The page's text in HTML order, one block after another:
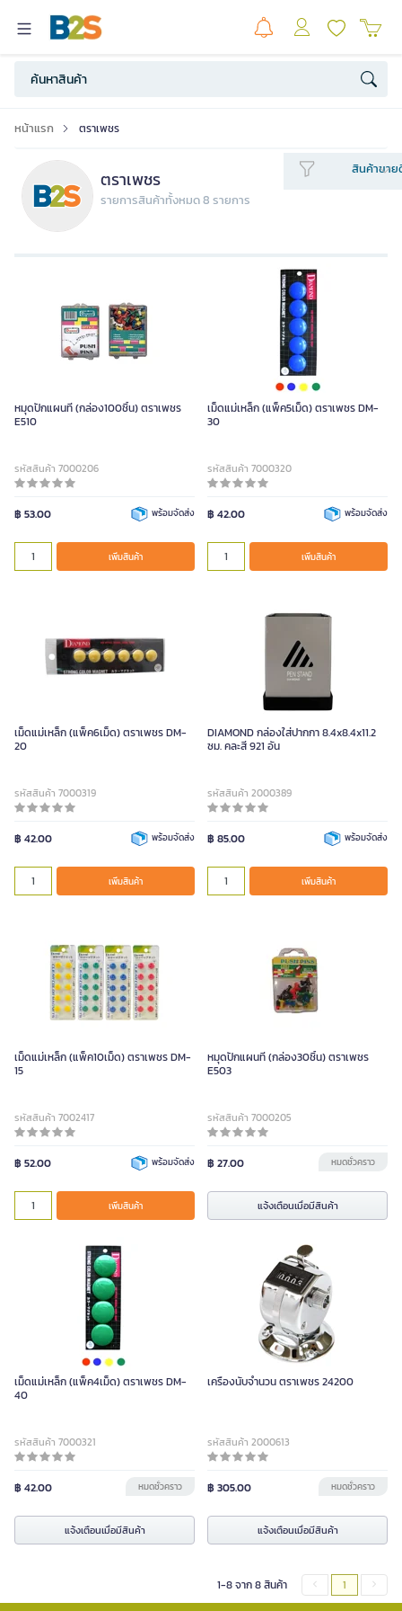
หน้าแรก ตราเพชร
ตราเพชร
รายการสินค้าทั้งหมด 8 รายการ
สินค้าขาย
หมุดปักแผนที่ (กล่อง100ชิ้น) ตราเพชร
E510
รหัสสินค้า 7000206
฿ 53.00 พร้อมจัดส่ง
เพิ่มสินค้า
เม็ดแม่เหล็ก (แพ็ค5เม็ด) ตราเพชร DM-
30
รหัสสินค้า 7000320
฿ 42.00 พร้อมจัดส่ง
เพิ่มสินค้า
เม็ดแม่เหล็ก (แพ็ค6เม็ด) ตราเพชร DM-
20
รหัสสินค้า 7000319
฿ 42.00 พร้อมจัดส่ง
เพิ่มสินค้า
DIAMOND กล่องใส่ปากกา 8.4x8.4x11.2
ซม. คละสี 921 อัน
รหัสสินค้า 2000389
฿ 85.00 พร้อมจัดส่ง
เพิ่มสินค้า
เม็ดแม่เหล็ก (แพ็ค10เม็ด) ตราเพชร DM-
15
รหัสสินค้า 7002417
฿ 52.00 พร้อมจัดส่ง
เพิ่มสินค้า
หมุดปักแผนที่ (กล่อง30ชิ้น) ตราเพชร
E503
รหัสสินค้า 7000205
฿ 27.00 หมดชั่วคราว
แจ้งเตือนเมื่อมีสินค้า
เม็ดแม่เหล็ก (แพ็ค4เม็ด) ตราเพชร DM-
40
รหัสสินค้า 7000321
฿ 42.00 หมดชั่วคราว
แจ้งเตือนเมื่อมีสินค้า
เครื่องนับจำนวน ตราเพชร 24200
รหัสสินค้า 2000613
฿ 305.00 หมดชั่วคราว
แจ้งเตือนเมื่อมีสินค้า
1-8 จาก 8 สินค้า 1